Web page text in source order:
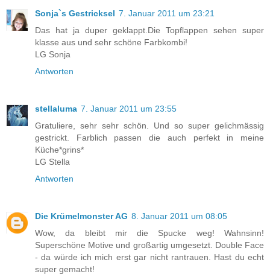
Sonja`s Gestricksel 7. Januar 2011 um 23:21
Das hat ja duper geklappt.Die Topflappen sehen super
klasse aus und sehr schöne Farbkombi!
LG Sonja
Antworten
stellaluma 7. Januar 2011 um 23:55
Gratuliere, sehr sehr schön. Und so super gelichmässig
gestrickt. Farblich passen die auch perfekt in meine
Küche*grins*
LG Stella
Antworten
Die Krümelmonster AG 8. Januar 2011 um 08:05
Wow, da bleibt mir die Spucke weg! Wahnsinn!
Superschöne Motive und großartig umgesetzt. Double Face
- da würde ich mich erst gar nicht rantrauen. Hast du echt
super gemacht!